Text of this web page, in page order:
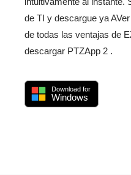
de TI y descargue ya
de todas las ventajas de
descargar PTZApp 2 .
Download for
Windows